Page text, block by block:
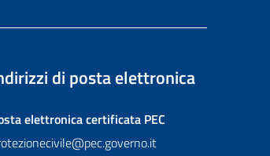
di posta elettronica
elettronica certificataPEC